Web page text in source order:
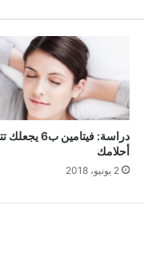
دراسة: فيتامين ب6
أحلامك
2 يونيو، 2018